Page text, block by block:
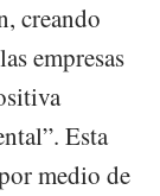
creando
empresas
Esta
medio de